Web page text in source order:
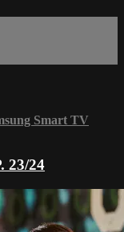
Smart TV
23/24